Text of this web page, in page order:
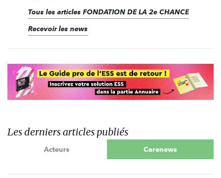
Tous les articles FONDATION DE LA 2e CHANCE
Recevoir les news
Les derniers articles publiés
Acteurs Carenews